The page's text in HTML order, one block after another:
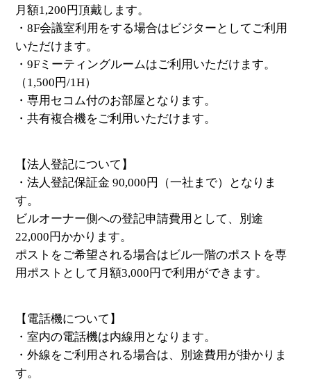
月額1,200円頂戴します。
・8F会議室利用をする場合はビジターとしてご利用
いただけます。
・9Fミーティングルームはご利用いただけます。
（1,500円/1H）
・専用セコム付のお部屋となります。
・共有複合機をご利用いただけます。
【法人登記について】
・法人登記保証金 90,000円（一社まで）となりま
す。
ビルオーナー側への登記申請費用として、別途
22,000円かかります。
ポストをご希望される場合はビル一階のポストを専
用ポストとして月額3,000円で利用ができます。
【電話機について】
・室内の電話機は内線用となります。
・外線をご利用される場合は、別途費用が掛かりま
す。